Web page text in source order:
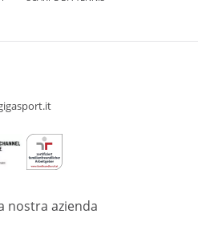
nostra azienda